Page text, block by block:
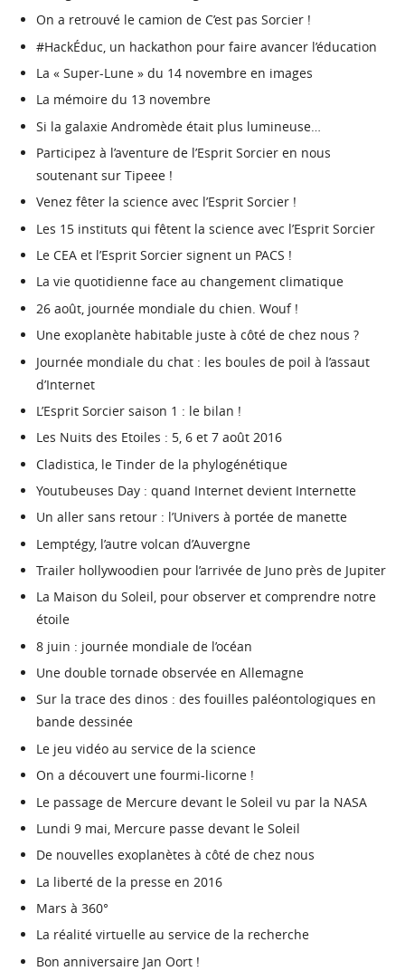
On a retrouvé le camion de C’est pas Sorcier !
#HackÉduc, un hackathon pour faire avancer l’éducation
La « Super-Lune » du 14 novembre en images
La mémoire du 13 novembre
Si la galaxie Andromède était plus lumineuse…
Participez à l’aventure de l’Esprit Sorcier en nous
soutenant sur Tipeee !
Venez fêter la science avec l’Esprit Sorcier !
Les 15 instituts qui fêtent la science avec l’Esprit Sorcier
Le CEA et l’Esprit Sorcier signent un PACS !
La vie quotidienne face au changement climatique
26 août, journée mondiale du chien. Wouf !
Une exoplanète habitable juste à côté de chez nous ?
Journée mondiale du chat : les boules de poil à l’assaut
d’Internet
L’Esprit Sorcier saison 1 : le bilan !
Les Nuits des Etoiles : 5, 6 et 7 août 2016
Cladistica, le Tinder de la phylogénétique
Youtubeuses Day : quand Internet devient Internette
Un aller sans retour : l’Univers à portée de manette
Lemptégy, l’autre volcan d’Auvergne
Trailer hollywoodien pour l’arrivée de Juno près de Jupiter
La Maison du Soleil, pour observer et comprendre notre
étoile
8 juin : journée mondiale de l’océan
Une double tornade observée en Allemagne
Sur la trace des dinos : des fouilles paléontologiques en
bande dessinée
Le jeu vidéo au service de la science
On a découvert une fourmi-licorne !
Le passage de Mercure devant le Soleil vu par la NASA
Lundi 9 mai, Mercure passe devant le Soleil
De nouvelles exoplanètes à côté de chez nous
La liberté de la presse en 2016
Mars à 360°
La réalité virtuelle au service de la recherche
Bon anniversaire Jan Oort !